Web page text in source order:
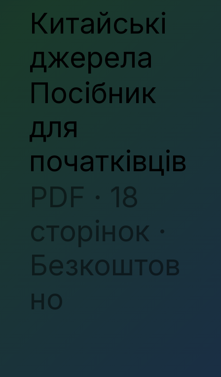
Китайські
джерела
Посібник
для
початківців
PDF · 18
сторінок ·
Безкоштов
но